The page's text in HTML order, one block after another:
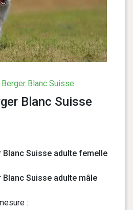
Blanc Suisse
Blanc Suisse
Blanc Suisse adulte femelle
Blanc Suisse adulte mâle
: